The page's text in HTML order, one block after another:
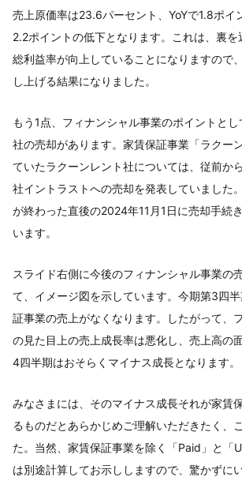
売上原価率は23.6パーセント、YoYで1.8ポイ
2.2ポイントの低下となります。これは、裏を
総利益率が向上していることになりますので
し上げる結果になりました。
もう1点、フィナンシャル事業のポイントと
社の売却があります。家賃保証事業「ラクー
ていたラクーンレント社については、従前か
社イントラストへの売却を発表していました
が終わった直後の2024年11月1日に売却手続
います。
スライド右側に今後のフィナンシャル事業の
て、イメージ図を示しています。今期第3四
証事業の売上がなくなります。したがって、
の見た目上の売上成長率は悪化し、売上高の
4四半期はおそらくマイナス成長となります。
みなさまには、そのマイナス成長それが家賃
るものだとあらかじめご理解いただきたく、
た。当然、家賃保証事業を除く「Paid」と「
は別途計算してお示ししますので、驚かずに